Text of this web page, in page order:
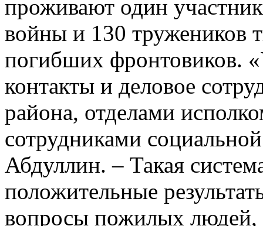
проживают один
войны и 130 тружеников
погибших фронтовиков.
контакты и деловое
района, отделами
сотрудниками
Абдуллин. – Такая
положительные
вопросы пожилых людей,